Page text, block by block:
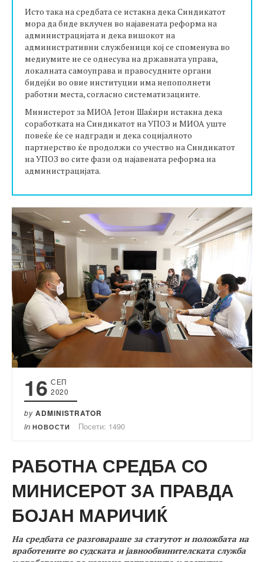
Исто така на средбата се истакна дека Синдикатот
мора да биде вклучен во најавената реформа на
администрацијата и дека вишокот на
административни службеници кој се споменува во
медиумите не се однесува на државната управа,
локалната самоуправа и правосудните органи
бидејќи во овие институции има непополнети
работни места, согласно систематизациите.
Министерот за МИОА Јетон Шаќири истакна дека
соработката на Синдикатот на УПОЗ и МИОА уште
повеќе ќе се надгради и дека социјалното
партнерство ќе продолжи со учество на Синдикатот
на УПОЗ во сите фази од најавената реформа на
администрацијата.
16 СЕП
2020
by ADMINISTRATOR
in НОВОСТИ Посети: 1490
РАБОТНА СРЕДБА СО
МИНИСЕРОТ ЗА ПРАВДА
БОЈАН МАРИЧИЌ
На средбата се разговараше за статутот и положбата на
вработените во судската и јавнообвинителската служба